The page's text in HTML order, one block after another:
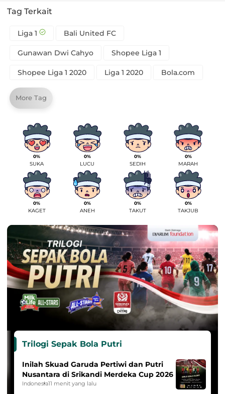
Tag Terkait
Liga 1 Bali United FC
Gunawan Dwi Cahyo Shopee Liga 1
Shopee Liga 1 2020 Liga 1 2020 Bola.com
More Tag
0%
SUKA
0%
LUCU
0%
SEDIH
0%
MARAH
0%
KAGET
0%
ANEH
0%
TAKUT
0%
TAKJUB
Trilogi Sepak Bola Putri
Inilah Skuad Garuda Pertiwi dan Putri
Nusantara di Srikandi Merdeka Cup 2026
Indonesia11 menit yang lalu